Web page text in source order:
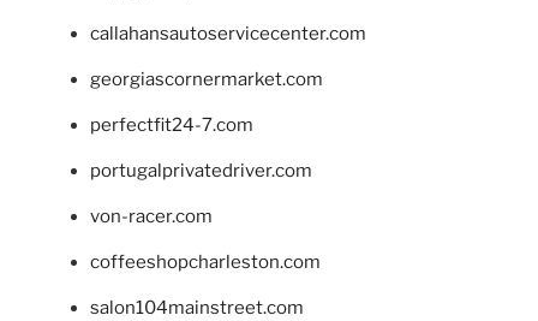
callahansautoservicecenter.com
georgiascornermarket.com
perfectfit24-7.com
portugalprivatedriver.com
von-racer.com
coffeeshopcharleston.com
salon104mainstreet.com